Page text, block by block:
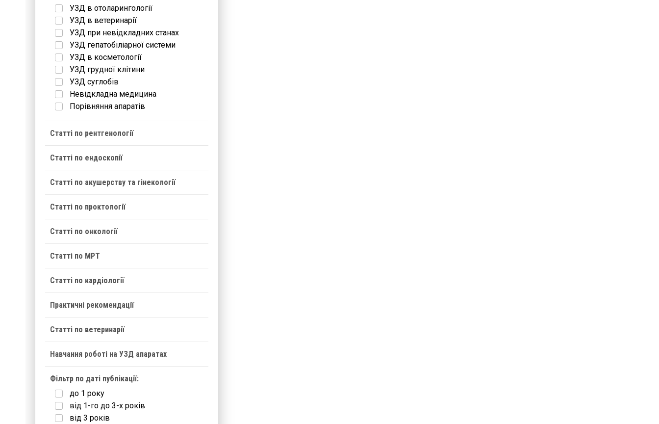
УЗД в отоларингології
УЗД в ветеринарії
УЗД при невідкладних станах
УЗД гепатобіліарної системи
УЗД в косметології
УЗД грудної клітини
УЗД суглобів
Невідкладна медицина
Порівняння апаратів
Статті по рентгенології
Статті по ендоскопії
Статті по акушерству та гінекології
Статті по проктології
Статті по онкології
Статті по МРТ
Статті по кардіології
Практичні рекомендації
Статті по ветеринарії
Навчання роботі на УЗД апаратах
Фільтр по даті публікації:
до 1 року
від 1-го до 3-х років
від 3 років